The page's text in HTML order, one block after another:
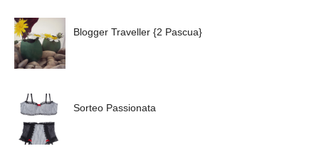
Blogger Traveller {2 Pascua}
Sorteo Passionata